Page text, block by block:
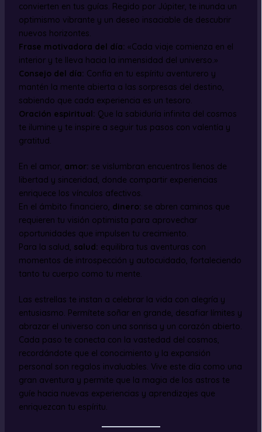
convierten en tus guías. Regido por Júpiter, te inunda un
optimismo vibrante y un deseo insaciable de descubrir
nuevos horizontes.
Frase motivadora del día: «Cada viaje comienza en el
interior y te lleva hacia la inmensidad del universo.»
Consejo del día: Confía en tu espíritu aventurero y
mantén la mente abierta a las sorpresas del destino,
sabiendo que cada experiencia es un tesoro.
Oración espiritual: Que la sabiduría infinita del cosmos
te ilumine y te inspire a seguir tus pasos con valentía y
gratitud.
En el amor, amor: se vislumbran encuentros llenos de
libertad y sinceridad, donde compartir experiencias
enriquece los vínculos afectivos.
En el ámbito financiero, dinero: se abren caminos que
requieren tu visión optimista para aprovechar
oportunidades que impulsen tu crecimiento.
Para la salud, salud: equilibra tus aventuras con
momentos de introspección y autocuidado, fortaleciendo
tanto tu cuerpo como tu mente.
Las estrellas te instan a celebrar la vida con alegría y
entusiasmo. Permítete soñar en grande, desafiar límites y
abrazar el universo con una sonrisa y un corazón abierto.
Cada paso te conecta con la vastedad del cosmos,
recordándote que el conocimiento y la expansión
personal son regalos invaluables. Vive este día como una
gran aventura y permite que la magia de los astros te
guíe hacia nuevas experiencias y aprendizajes que
enriquezcan tu espíritu.